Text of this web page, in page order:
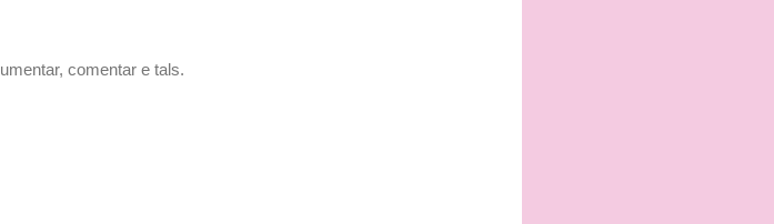
comentar e tals.